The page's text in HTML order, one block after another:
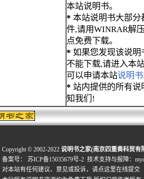
本站说明书。
* 本站说明书大部分
件,请用WINRAR解
点免费下载。
* 如果您发现该说明
不能下载,请进入本
可以申请本站说明
* 站内提供的所有
知我们!
Copyright © 2002-2022 说明书之家(南京四重奏科贸有
备案号：
苏ICP备15035679号-2 技术支持与报障：
对本站有任何建议、意见或投诉， 请点这里在线提交